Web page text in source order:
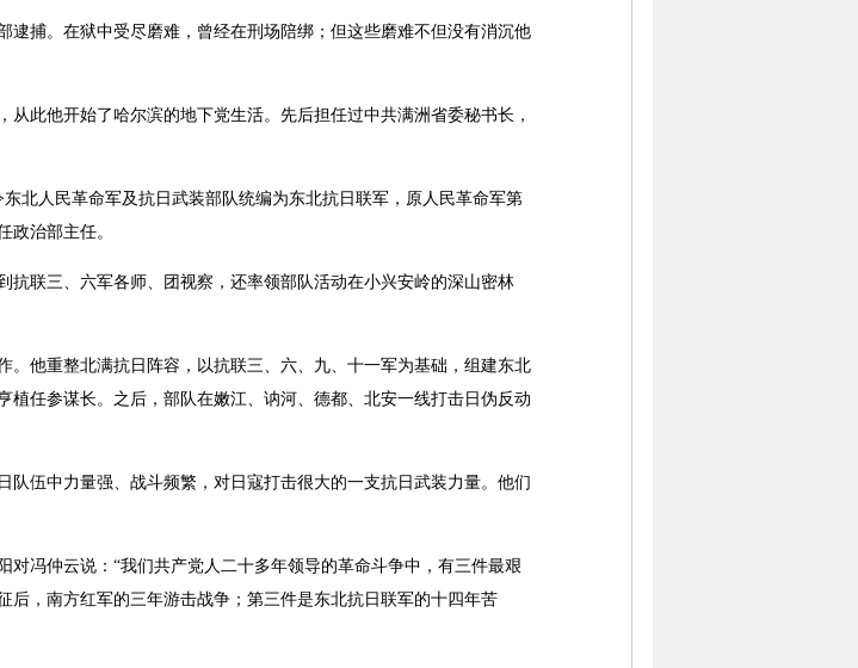
捕。在狱中受尽磨难，曾经在刑场陪绑；但这些磨难不但没有消沉他
此他开始了哈尔滨的地下党生活。先后担任过中共满洲省委秘书长，
人民革命军及抗日武装部队统编为东北抗日联军，原人民革命军第
政治部主任。
联三、六军各师、团视察，还率领部队活动在小兴安岭的深山密林
他重整北满抗日阵容，以抗联三、六、九、十一军为基础，组建东北
任参谋长。之后，部队在嫩江、讷河、德都、北安一线打击日伪反动
伍中力量强、战斗频繁，对日寇打击很大的一支抗日武装力量。他们
冯仲云说：“我们共产党人二十多年领导的革命斗争中，有三件最艰
，南方红军的三年游击战争；第三件是东北抗日联军的十四年苦